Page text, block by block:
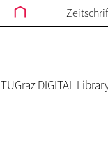
TUGraz DIGITAL